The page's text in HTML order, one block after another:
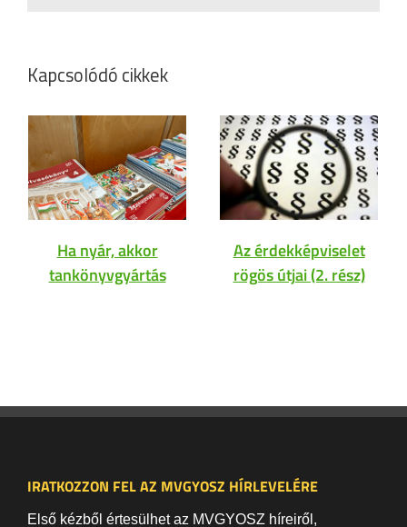
Kapcsolódó cikkek
Ha nyár, akkor
tankönyvgyártás
Az érdekképviselet
rögös útjai (2. rész)
IRATKOZZON FEL AZ MVGYOSZ HÍRLEVELÉRE
Első kézből értesülhet az MVGYOSZ híreiről,